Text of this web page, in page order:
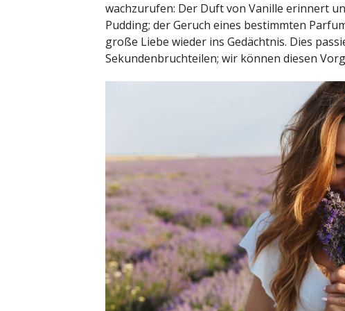
wachzurufen: Der Duft von Vanille erinnert
Pudding; der Geruch eines bestimmten
große Liebe wieder ins Gedächtnis. Dies
Sekundenbruchteilen; wir können diesen